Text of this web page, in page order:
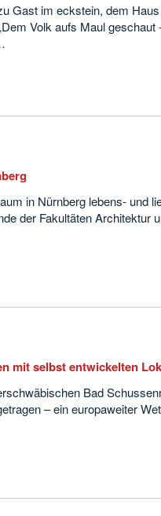
Gast im eckstein, dem
Volk aufs Maul
in Nürnberg lebens- und
der Fakultäten Architektur
mit selbst entwickelten
Bad
– ein europaweiter